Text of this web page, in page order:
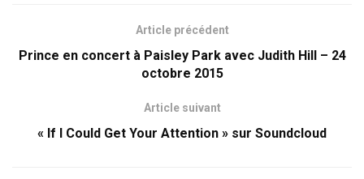
Article précédent
Prince en concert à Paisley Park avec Judith Hill – 24
octobre 2015
Article suivant
« If I Could Get Your Attention » sur Soundcloud